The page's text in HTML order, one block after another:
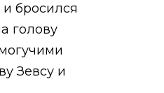
бросился
голову
Зевсу и